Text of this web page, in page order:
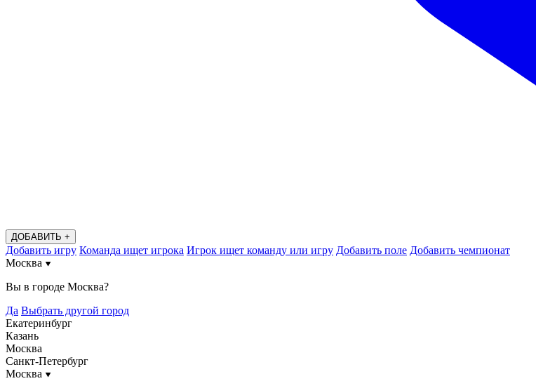
ДОБАВИТЬ +
Добавить игру Команда ищет игрока Игрок ищет команду или игру Добавить поле Добавить чемпионат
Москва
Вы в городе Москва?
Да Выбрать другой город
Екатеринбург
Казань
Москва
Санкт-Петербург
Москва